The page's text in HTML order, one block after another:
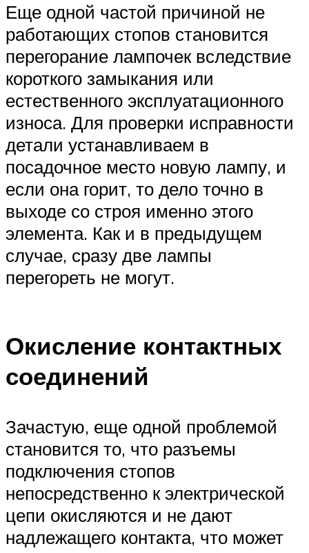
Еще одной частой причиной не
работающих стопов становится
перегорание лампочек вследствие
короткого замыкания или
естественного эксплуатационного
износа. Для проверки исправности
детали устанавливаем в
посадочное место новую лампу, и
если она горит, то дело точно в
выходе со строя именно этого
элемента. Как и в предыдущем
случае, сразу две лампы
перегореть не могут.
Окисление контактных
соединений
Зачастую, еще одной проблемой
становится то, что разъемы
подключения стопов
непосредственно к электрической
цепи окисляются и не дают
надлежащего контакта, что может